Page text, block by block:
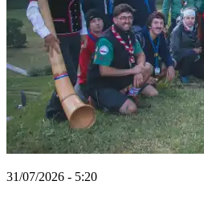
31/07/2026 - 5:20